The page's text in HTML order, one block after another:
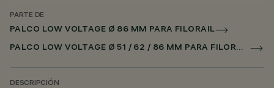
PARTE DE
PALCO LOW VOLTAGE Ø 86 MM PARA FILORAIL
PALCO LOW VOLTAGE Ø 51 / 62 / 86 MM PARA FILORAIL DALI POWERLINE
DESCRIPCIÓN